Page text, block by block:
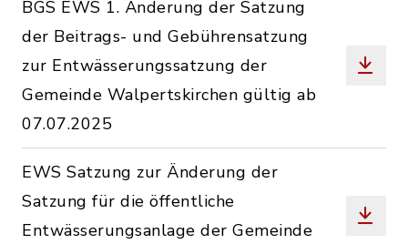
BGS EWS 1. Änderung der Satzung
der Beitrags- und Gebührensatzung
zur Entwässerungssatzung der
Gemeinde Walpertskirchen gültig ab
07.07.2025
EWS Satzung zur Änderung der
Satzung für die öffentliche
Entwässerungsanlage der Gemeinde